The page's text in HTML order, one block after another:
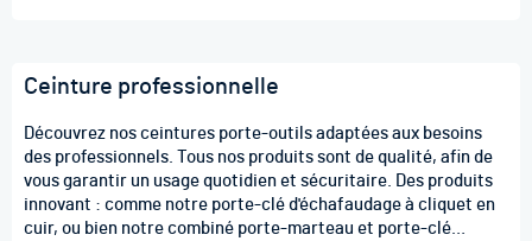
Ceinture professionnelle
Découvrez nos ceintures porte-outils adaptées aux besoins
des professionnels. Tous nos produits sont de qualité, afin de
vous garantir un usage quotidien et sécuritaire. Des produits
innovant : comme notre porte-clé d'échafaudage à cliquet en
cuir, ou bien notre combiné porte-marteau et porte-clé